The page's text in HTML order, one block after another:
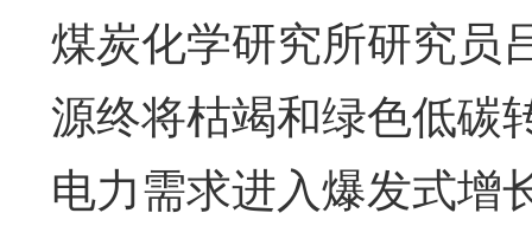
煤炭化学研究所研究员
源终将枯竭和绿色低碳
电力需求进入爆发式增